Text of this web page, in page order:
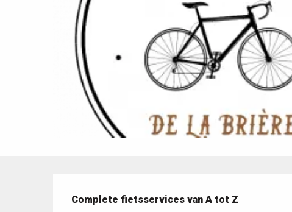
Complete fietsservices van A tot Z